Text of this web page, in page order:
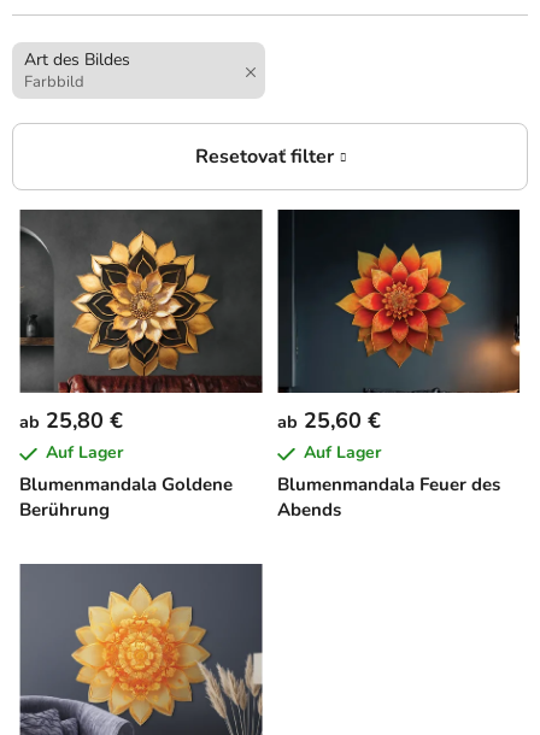
Art des Bildes
Farbbild
L
s
t
e
d
e
r
P
r
d
e
Blumenmandala Goldene
Berührung
ab 25,80 €
Auf Lager
Blumenmandala Feuer des
Abends
ab 25,60 €
Auf Lager